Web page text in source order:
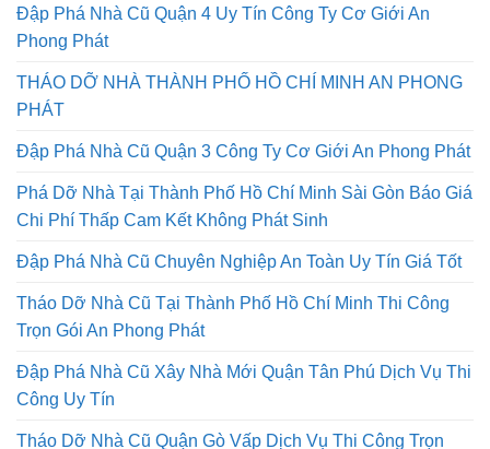
Đập Phá Nhà Cũ Quận 4 Uy Tín Công Ty Cơ Giới An
Phong Phát
THÁO DỠ NHÀ THÀNH PHỐ HỒ CHÍ MINH AN PHONG
PHÁT
Đập Phá Nhà Cũ Quận 3 Công Ty Cơ Giới An Phong Phát
Phá Dỡ Nhà Tại Thành Phố Hồ Chí Minh Sài Gòn Báo Giá
Chi Phí Thấp Cam Kết Không Phát Sinh
Đập Phá Nhà Cũ Chuyên Nghiệp An Toàn Uy Tín Giá Tốt
Tháo Dỡ Nhà Cũ Tại Thành Phố Hồ Chí Minh Thi Công
Trọn Gói An Phong Phát
Đập Phá Nhà Cũ Xây Nhà Mới Quận Tân Phú Dịch Vụ Thi
Công Uy Tín
Tháo Dỡ Nhà Cũ Quận Gò Vấp Dịch Vụ Thi Công Trọn